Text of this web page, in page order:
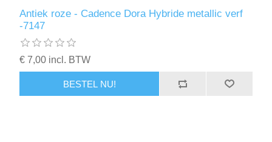
Antiek roze - Cadence Dora Hybride metallic verf
-7147
€ 7,00 incl. BTW
BESTEL NU!